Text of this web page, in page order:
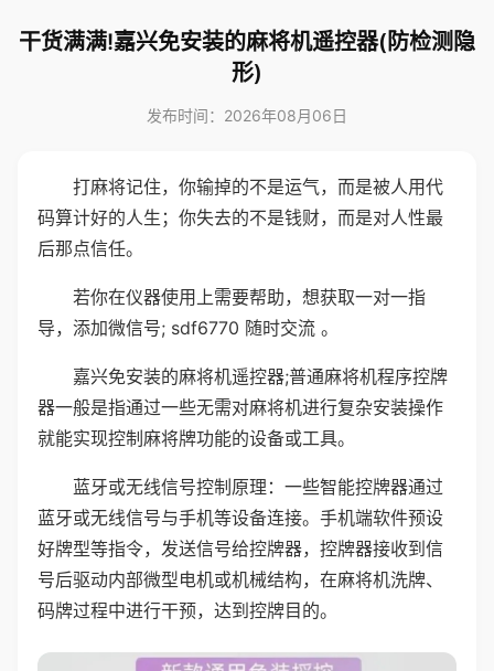
干货满满!嘉兴免安装的麻将机遥控器(防检测隐
形)
发布时间：2026年08月06日
打麻将记住，你输掉的不是运气，而是被人用代
码算计好的人生；你失去的不是钱财，而是对人性最
后那点信任。
若你在仪器使用上需要帮助，想获取一对一指
导，添加微信号; sdf6770 随时交流 。
嘉兴免安装的麻将机遥控器;普通麻将机程序控牌
器一般是指通过一些无需对麻将机进行复杂安装操作
就能实现控制麻将牌功能的设备或工具。
蓝牙或无线信号控制原理：一些智能控牌器通过
蓝牙或无线信号与手机等设备连接。手机端软件预设
好牌型等指令，发送信号给控牌器，控牌器接收到信
号后驱动内部微型电机或机械结构，在麻将机洗牌、
码牌过程中进行干预，达到控牌目的。